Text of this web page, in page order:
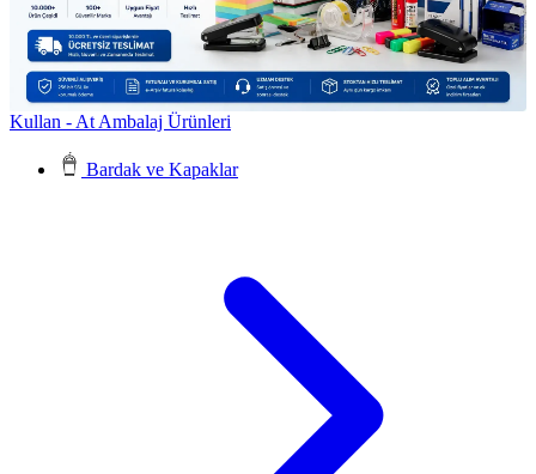
Kullan - At Ambalaj Ürünleri
Bardak ve Kapaklar